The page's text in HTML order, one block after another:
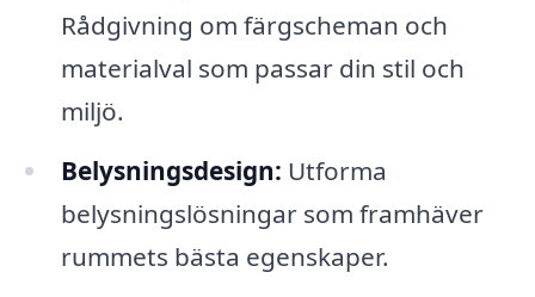
Rådgivning om färgscheman och
materialval som passar din stil och
miljö.
Belysningsdesign: Utforma
belysningslösningar som framhäver
rummets bästa egenskaper.